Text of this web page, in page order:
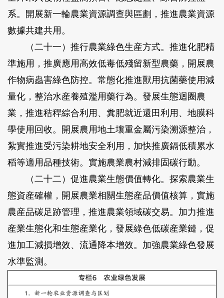
系。開展新一輪農業資源調查與區劃，推進農業資源
數據共建共用。
（二十一）推行農業綠色生産方式。 推進化肥精
準施用，推廣應用高效低毒低殘留新型農藥，開展農
作物病蟲害綠色防控。常態化推進獸用抗菌藥使用減
量化，整治水産養殖濫用藥行為。發展生態迴圈農
業，推進秸稈綜合利用、糞肥就近還田利用、地膜科
學使用回收。開展農用地土壤重金屬污染溯源整治，
紮實推進受污染耕地安全利用，加快推廣鎘低積累水
稻等適用品種技術。實施農業農村減排固碳行動。
（二十二）促進農業生態價值轉化。 探索農業生
態資産確權，開展農業相關生態産品價值核算，實施
農産品碳足跡管理，推進農業領域碳交易。加力推進
産業生態化和生態産業化，發展綠色低碳産業鏈，促
進加工減損增效、流通降本增效。加強農業綠色發展
水準監測。